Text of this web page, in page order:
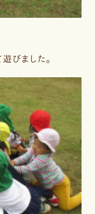
びました。